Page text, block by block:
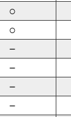
○
○
－
－
－
－